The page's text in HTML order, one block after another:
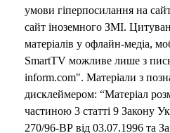
умови гіперпосилання на
сайт іноземного ЗМІ.
матеріалів у офлайн-медіа,
SmartTV можливе лише з
inform.com". Матеріали з
дисклеймером: “Матеріал
частиною 3 статті 9 Закону
270/96-ВР від 03.07.1996 та